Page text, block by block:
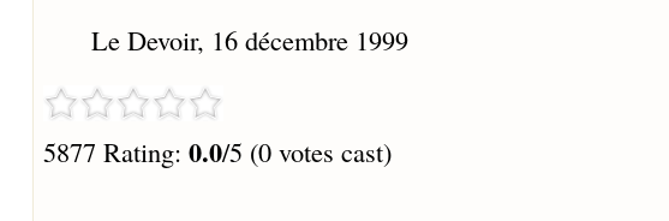
Le Devoir, 16 décembre 1999
5877 Rating: 0.0/5 (0 votes cast)